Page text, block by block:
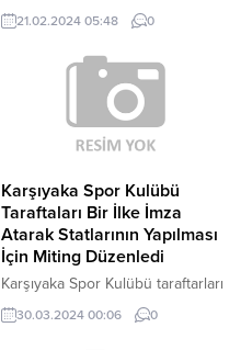
Gazze'de yaşanan zorluklar ve
Batı medyasının tutumu ele alındı.
21.02.2024 05:48 0
Karşıyaka Spor Kulübü
Taraftaları Bir İlke İmza
Atarak Statlarının Yapılması
İçin Miting Düzenledi
Karşıyaka Spor Kulübü taraftarları
bir ilke imza atarak 2015 yılında
yeni stadyum projesi yapmak için
30.03.2024 00:06 0